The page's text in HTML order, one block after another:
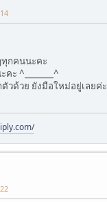
กคนนะคะ
ะ ^_______^
วด้วย ยังมือใหม่อยู่เลยค่ะ